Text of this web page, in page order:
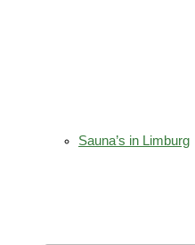
Sauna’s in Limburg